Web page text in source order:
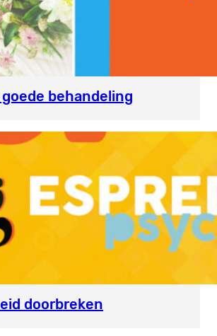
behandeling
doorbreken